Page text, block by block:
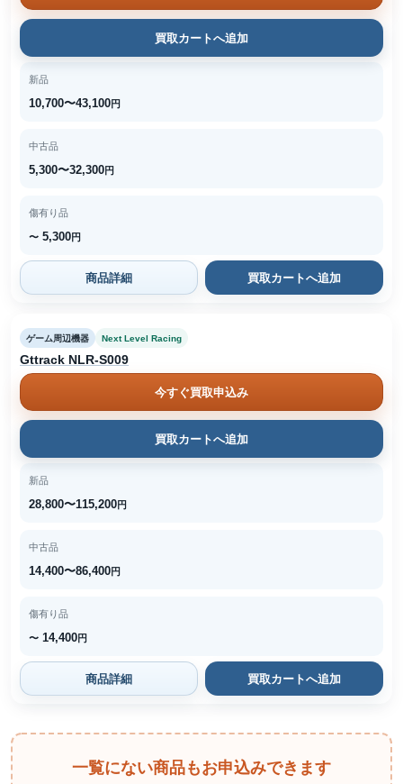
買取カートへ追加
新品
10,700〜43,100円
中古品
5,300〜32,300円
傷有り品
〜 5,300円
商品詳細 買取カートへ追加
ゲーム周辺機器 Next Level Racing
Gttrack NLR-S009
今すぐ買取申込み
買取カートへ追加
新品
28,800〜115,200円
中古品
14,400〜86,400円
傷有り品
〜 14,400円
商品詳細 買取カートへ追加
一覧にない商品もお申込みできます